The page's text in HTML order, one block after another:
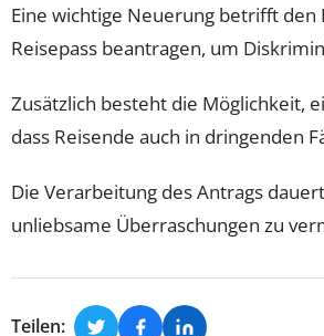
Eine wichtige Neuerung betrifft den
Reisepass beantragen, um
Zusätzlich besteht die Möglichkeit,
dass Reisende auch in dringenden
Die Verarbeitung des Antrags
unliebsame Überraschungen zu
Teilen: